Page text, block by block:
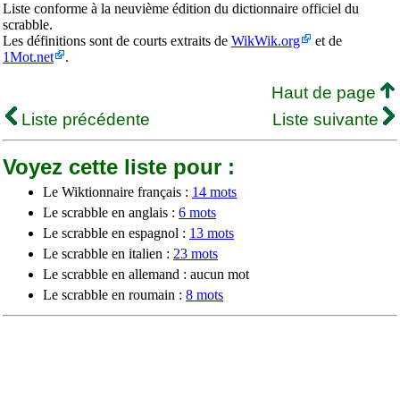
Liste conforme à la neuvième édition du dictionnaire officiel du
scrabble.
Les définitions sont de courts extraits de WikWik.org
et de
1Mot.net
.
Haut de page
Liste précédente
Liste suivante
Voyez cette liste pour :
Le Wiktionnaire français : 14 mots
Le scrabble en anglais : 6 mots
Le scrabble en espagnol : 13 mots
Le scrabble en italien : 23 mots
Le scrabble en allemand : aucun mot
Le scrabble en roumain : 8 mots